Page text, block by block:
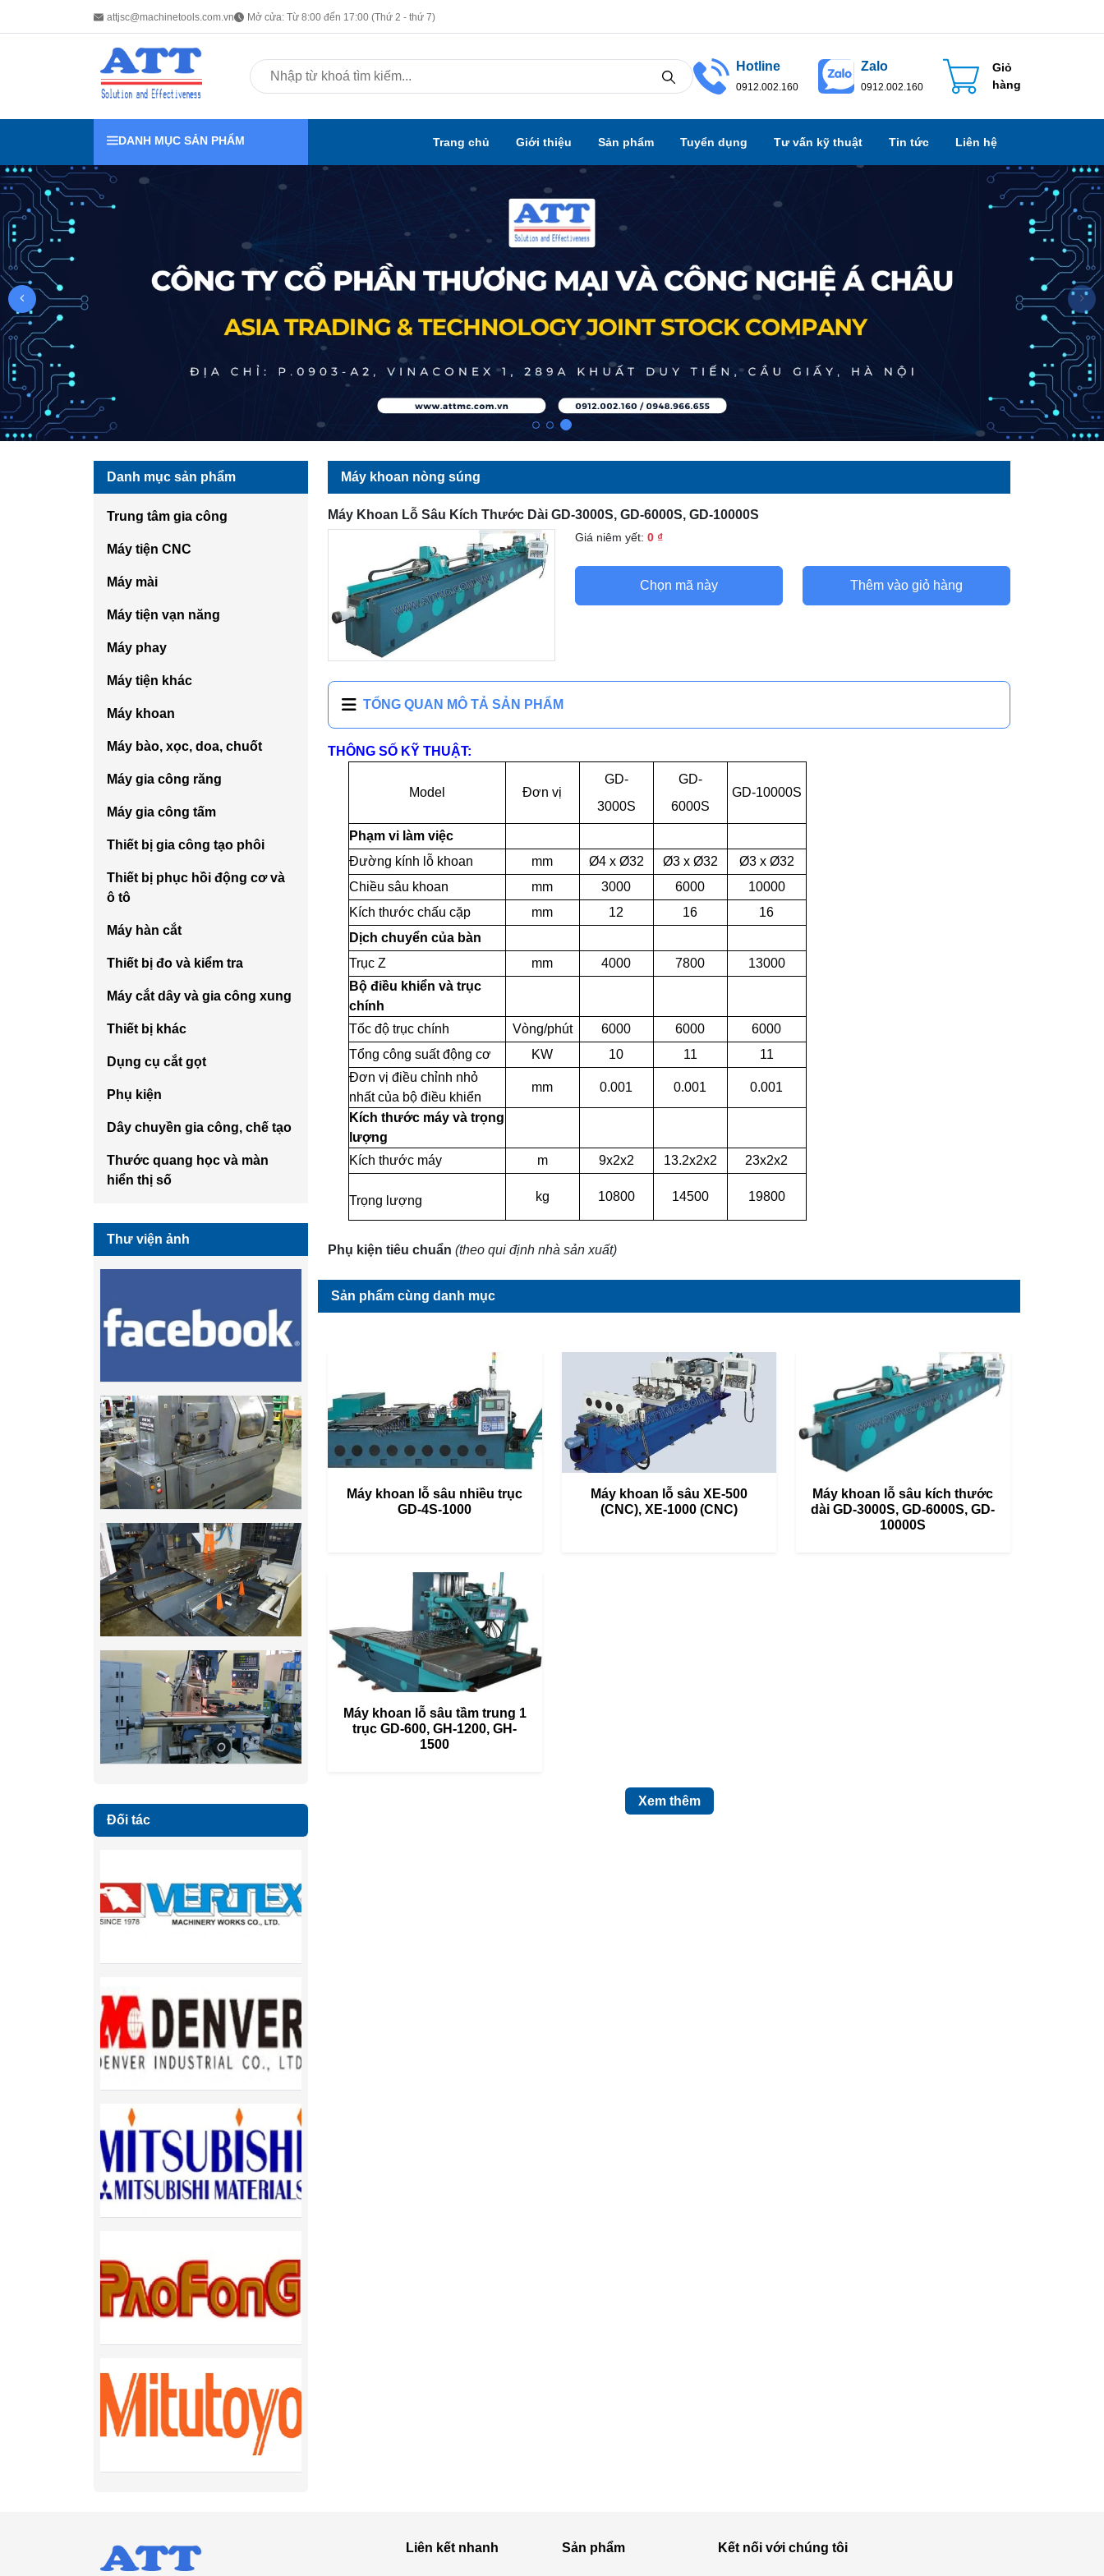
attjsc@machinetools.com.vn Mở cửa: Từ 8:00 đến 17:00 (Thứ 2 - thứ 7)
Hotline
0912.002.160
Zalo
0912.002.160
Giỏ
hàng
DANH MỤC SẢN PHẨM Trang chủ Giới thiệu Sản phẩm Tuyển dụng Tư vấn kỹ thuật Tin tức Liên hệ
Danh mục sản phẩm
Trung tâm gia công
Máy tiện CNC
Máy mài
Máy tiện vạn năng
Máy phay
Máy tiện khác
Máy khoan
Máy bào, xọc, doa, chuốt
Máy gia công răng
Máy gia công tấm
Thiết bị gia công tạo phôi
Thiết bị phục hồi động cơ và
ô tô
Máy hàn cắt
Thiết bị đo và kiểm tra
Máy cắt dây và gia công xung
Thiết bị khác
Dụng cụ cắt gọt
Phụ kiện
Dây chuyền gia công, chế tạo
Thước quang học và màn
hiển thị số
Thư viện ảnh
Đối tác
Máy khoan nòng súng
Máy Khoan Lỗ Sâu Kích Thước Dài GD-3000S, GD-6000S, GD-10000S
Giá niêm yết: 0 ₫
Chọn mã này Thêm vào giỏ hàng
TỔNG QUAN MÔ TẢ SẢN PHẨM
THÔNG SỐ KỸ THUẬT:
Model Đơn vị
GD-
3000S
GD-
6000S
GD-10000S
Phạm vi làm việc
Đường kính lỗ khoan
mm Ø4 x Ø32 Ø3 x Ø32 Ø3 x Ø32
Chiều sâu khoan
mm 3000 6000
10000
Kích thước chấu cặp
mm 12 16
16
Dịch chuyển của bàn
Trục Z
mm 4000 7800
13000
Bộ điều khiển và trục
chính
Tốc độ trục chính
Vòng/phút 6000 6000
6000
Tổng công suất động cơ
KW 10 11
11
Đơn vị điều chỉnh nhỏ
nhất của bộ điều khiển
mm 0.001 0.001 0.001
Kích thước máy và trọng
lượng
Kích thước máy
m 9x2x2 13.2x2x2 23x2x2
Trọng lượng kg 10800 14500 19800
Phụ kiện tiêu chuẩn (theo qui định nhà sản xuất)
Sản phẩm cùng danh mục
Máy khoan lỗ sâu nhiều trục
GD-4S-1000
Máy khoan lỗ sâu XE-500
(CNC), XE-1000 (CNC)
Máy khoan lỗ sâu kích thước
dài GD-3000S, GD-6000S, GD-
10000S
Máy khoan lỗ sâu tầm trung 1
trục GD-600, GH-1200, GH-
1500
Xem thêm
Liên kết nhanh Sản phẩm Kết nối với chúng tôi